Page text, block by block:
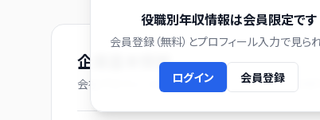
役職別年収情報は会員限定です
会員登録（無料）とプロフィール入力で見られ
ログイン 会員登録
企業基本情報
会社プロフィール（有価証券報告書および gBizINFO